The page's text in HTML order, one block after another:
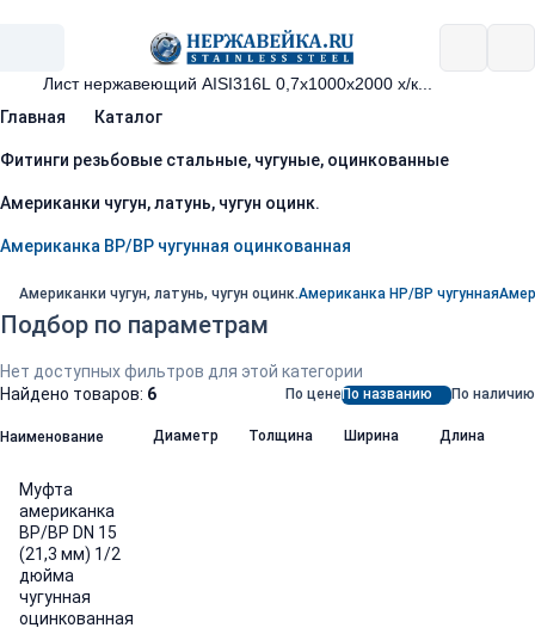
Главная Каталог
Фитинги резьбовые стальные, чугуные, оцинкованные
Американки чугун, латунь, чугун оцинк.
Американка ВР/ВР чугунная оцинкованная
Американки чугун, латунь, чугун оцинк.Американка НР/ВР чугунная
Подбор по параметрам
Нет доступных фильтров для этой категории
Найдено товаров: 6 По ценеПо названию По наличию
Наименование Диаметр Толщина Ширина Длина
Муфта
американка
ВР/ВР DN 15
(21,3 мм) 1/2
дюйма
чугунная
оцинкованная